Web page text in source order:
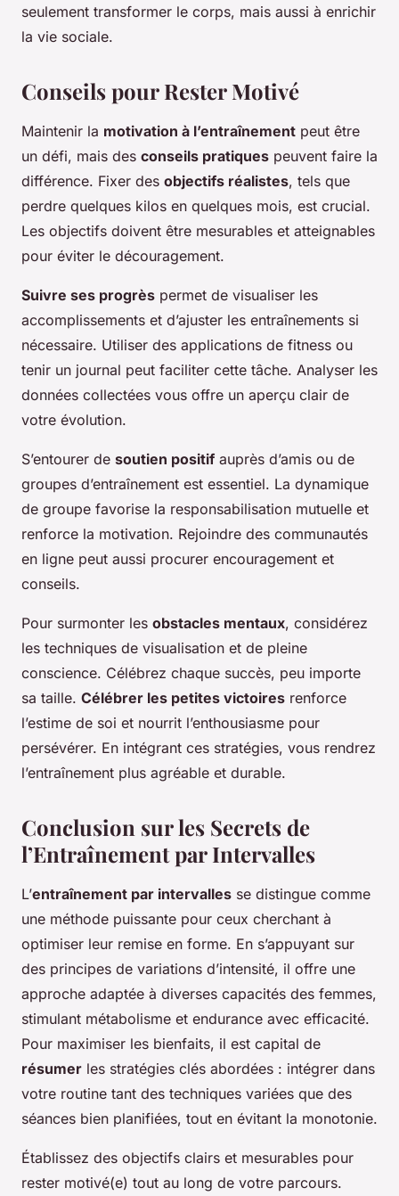
seulement transformer le corps, mais aussi à enrichir
la vie sociale.
Conseils pour Rester Motivé
Maintenir la motivation à l’entraînement peut être
un défi, mais des conseils pratiques peuvent faire la
différence. Fixer des objectifs réalistes, tels que
perdre quelques kilos en quelques mois, est crucial.
Les objectifs doivent être mesurables et atteignables
pour éviter le découragement.
Suivre ses progrès permet de visualiser les
accomplissements et d’ajuster les entraînements si
nécessaire. Utiliser des applications de fitness ou
tenir un journal peut faciliter cette tâche. Analyser les
données collectées vous offre un aperçu clair de
votre évolution.
S’entourer de soutien positif auprès d’amis ou de
groupes d’entraînement est essentiel. La dynamique
de groupe favorise la responsabilisation mutuelle et
renforce la motivation. Rejoindre des communautés
en ligne peut aussi procurer encouragement et
conseils.
Pour surmonter les obstacles mentaux, considérez
les techniques de visualisation et de pleine
conscience. Célébrez chaque succès, peu importe
sa taille. Célébrer les petites victoires renforce
l’estime de soi et nourrit l’enthousiasme pour
persévérer. En intégrant ces stratégies, vous rendrez
l’entraînement plus agréable et durable.
Conclusion sur les Secrets de
l’Entraînement par Intervalles
L’entraînement par intervalles se distingue comme
une méthode puissante pour ceux cherchant à
optimiser leur remise en forme. En s’appuyant sur
des principes de variations d’intensité, il offre une
approche adaptée à diverses capacités des femmes,
stimulant métabolisme et endurance avec efficacité.
Pour maximiser les bienfaits, il est capital de
résumer les stratégies clés abordées : intégrer dans
votre routine tant des techniques variées que des
séances bien planifiées, tout en évitant la monotonie.
Établissez des objectifs clairs et mesurables pour
rester motivé(e) tout au long de votre parcours.